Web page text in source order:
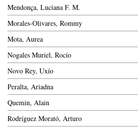
Mendonça, Luciana F. M.
Morales-Olivares, Rommy
Mota, Aurea
Nogales Muriel, Rocío
Novo Rey, Uxío
Peralta, Ariadna
Quemin, Alain
Rodríguez Morató, Arturo